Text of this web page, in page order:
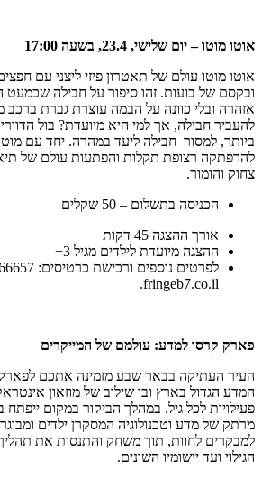
אוטו מוטו – יום שלישי, 23.4, בשעה 17:00
אוטו מוטו עולם של תאטרון פיזי ליצני עם
ובקסם של בועות. זהו סיפור על חבילה שכמעט
אזהרה ובלי כוונה על הבמה עוצרת גברת ברכב
להעביר חבילה, אך למי היא מיועדת? בול
ביותר, למסור חבילה ליעד במהרה. יחד עם
להרפתקה רצופת תקלות והפתעות עולם של
צחוק והומור.
הכניסה בתשלום – 50 שקלים
אורך ההצגה 45 דקות
ההצגה מיועדת לילדים מגיל 3+
fringeb7.co.il.
פארק קרסו למדע: עולמם של המייקרים
העיר העתיקה בבאר שבע מזמינה אתכם
המדע הגדול בארץ ובו שילוב של מוזאון
פעילויות לכל גיל. במהלך הביקור במקום
מרתק של מדע וטכנולוגיה המסקרן ילדים
למבקרים לחוות, תוך משחק והתנסות את
הגילוי ועד יישומיו השונים.